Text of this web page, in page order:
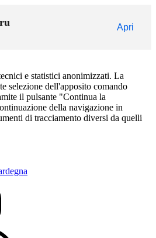
Apri
e statistici anonimizzati. La
selezione dell'apposito comando
il pulsante "Continua la
della navigazione in
di tracciamento diversi da quelli